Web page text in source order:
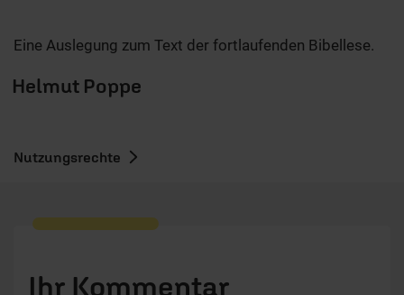
Eine Auslegung zum Text der fortlaufenden Bibellese.
Helmut Poppe
Nutzungsrechte
Ihr Kommentar